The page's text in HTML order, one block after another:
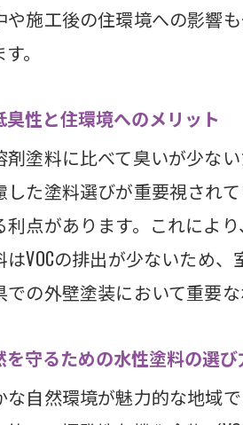
地域の
静岡
や施工後の住環境への影響
。
性と住環境へのメリット
剤塗料に比べて臭いが少な
した塗料選びが重要視され
利点があります。これによ
はVOCの排出が少ないため
の外壁塗装において重要な
守るための水性塗料の選び
な自然環境が魅力的な地域